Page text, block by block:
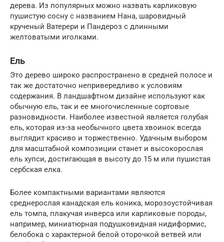
дерева. Из популярных можно назвать карликовую
пушистую сосну с названием Нана, шаровидный
крученый Ватерери и Пандероз с длинными
желтоватыми иголками.
Ель
Это дерево широко распространено в средней полосе и
так же достаточно непривередливо к условиям
содержания. В ландшафтном дизайне используют как
обычную ель, так и ее многочисленные сортовые
разновидности. Наиболее известной является голубая
ель, которая из-за необычного цвета хвоинок всегда
выглядит красиво и торжественно. Удачным выбором
для масштабной композиции станет и высокорослая
ель хупси, достигающая в высоту до 15 м или пушистая
сербская елка.
Более компактными вариантами являются
среднерослая канадская ель коника, морозоустойчивая
ель томпа, плакучая инверса или карликовые породы,
например, миниатюрная подушковидная нидиформис,
белобока с характерной белой оторочкой ветвей или